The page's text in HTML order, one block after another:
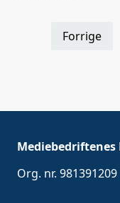
Forrige
Org. nr. 981391209